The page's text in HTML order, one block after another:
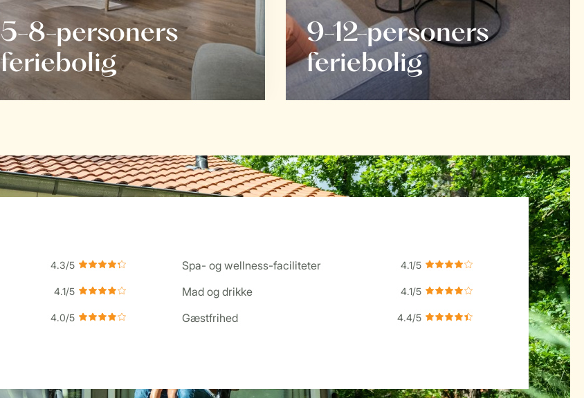
5-8-personers
feriebolig
9-12-personers
feriebolig
Spa- og wellness-faciliteter
Mad og drikke
Gæstfrihed